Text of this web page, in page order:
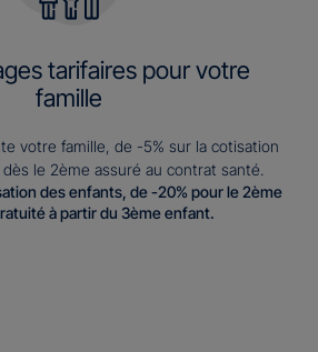
tarifaires pour votre
famille
votre famille, de -5% sur la cotisation
le 2ème assuré au contrat santé.
des enfants, de -20% pour le 2ème
à partir du 3ème enfant.